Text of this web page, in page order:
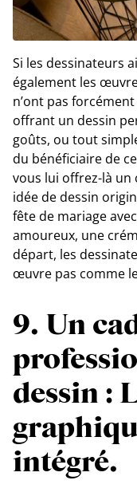
Si les dessinateurs
également les
n’ont pas
offrant un dessin
goûts, ou tout
du bénéficiaire de
vous lui offrez-là un
idée de dessin
fête de mariage
amoureux, une
départ, les
œuvre pas comme
9. Un
dessin :
intégré.